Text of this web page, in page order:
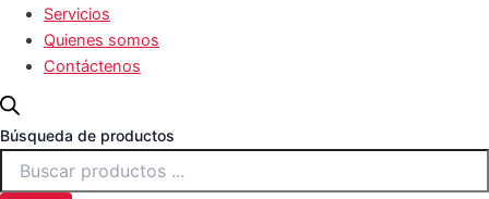
Servicios
Quienes somos
Contáctenos
Búsqueda de productos